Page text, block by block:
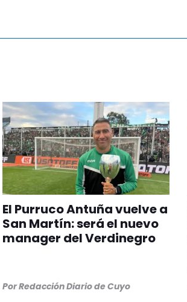
El Purruco Antuña vuelve a
San Martín: será el nuevo
manager del Verdinegro
PorRedacción Diario de Cuyo